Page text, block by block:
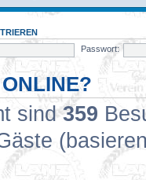
Passwort:
sind359